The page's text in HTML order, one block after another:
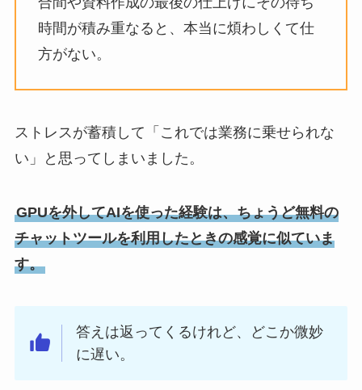
時間が積み重なると、本当に煩わしくて仕
方がない。
ストレスが蓄積して「これでは業務に乗せられな
い」と思ってしまいました。
GPUを外してAIを使った経験は、ちょうど無料の
チャットツールを利用したときの感覚に似ていま
す。
答えは返ってくるけれど、どこか微妙
に遅い。